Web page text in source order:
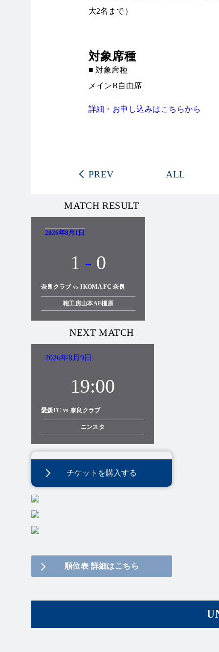
大2名まで）
対象席種
■ 対象席種
メインB自由席
詳細・お申し込みはこちらから
PREV ALL
MATCH RESULT
2026年8月1日
1 - 0
鞄工房山本AF橿原
奈良クラブ vs IKOMA FC 奈良
NEXT MATCH
2026年8月9日
19:00
ニンスタ
愛媛FC vs 奈良クラブ
チケットを購入する
順位表 詳細はこちら